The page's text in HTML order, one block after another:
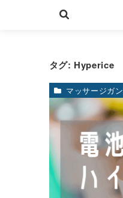
タグ: Hyperice
マッサージガン